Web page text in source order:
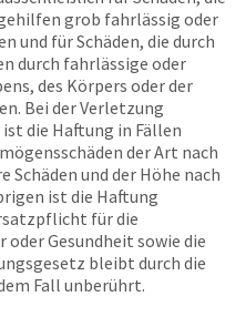
grob fahrlässig oder
und für Schäden, die durch
durch fahrlässige oder
des Körpers oder der
Bei der Verletzung
die Haftung in Fällen
der Art nach
und der Höhe nach
ist die Haftung
für die
Gesundheit sowie die
bleibt durch die
Fall unberührt.